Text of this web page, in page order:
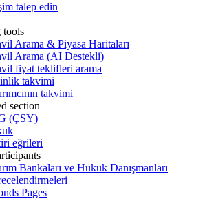
talep edin
tools
Arama & Piyasa Haritaları
Arama (AI Destekli)
fiyat teklifleri arama
takvimi
takvimi
section
(ÇSY)
eğrileri
Bankaları ve Hukuk Danışmanları
Pages